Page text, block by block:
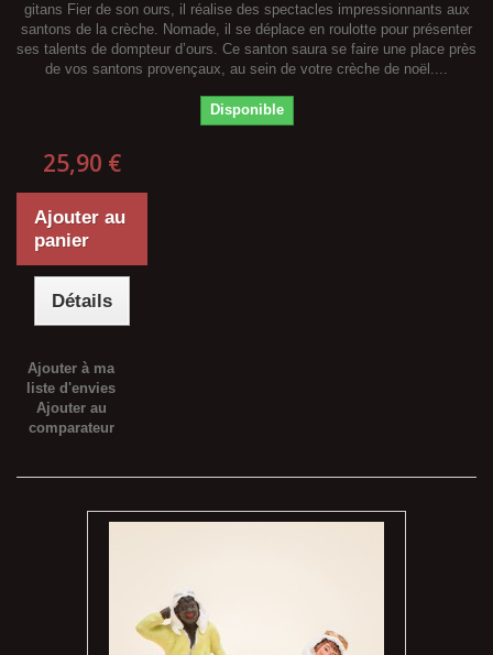
gitans Fier de son ours, il réalise des spectacles impressionnants aux
santons de la crèche. Nomade, il se déplace en roulotte pour présenter
ses talents de dompteur d’ours. Ce santon saura se faire une place près
de vos santons provençaux, au sein de votre crèche de noël....
Disponible
25,90 €
Ajouter au
panier
Détails
Ajouter à ma
liste d'envies
Ajouter au
comparateur